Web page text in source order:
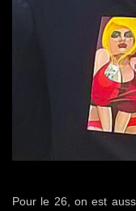
Pour le 26, on est